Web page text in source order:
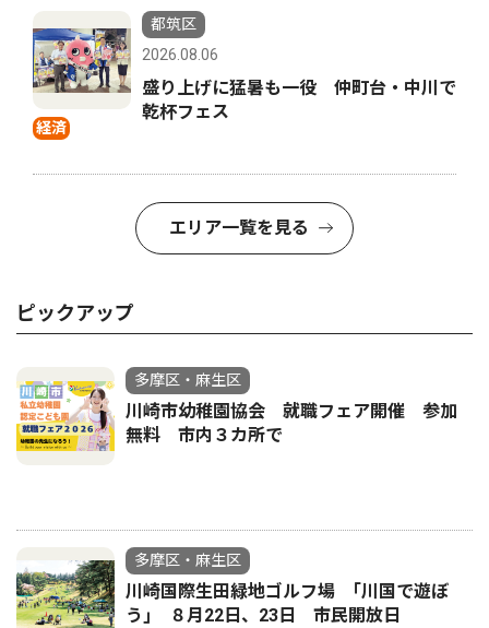
経済
都筑区
2026.08.06
盛り上げに猛暑も一役 仲町台・中川で
乾杯フェス
エリア一覧を見る
ピックアップ
多摩区・麻生区
川崎市幼稚園協会 就職フェア開催 参加
無料 市内３カ所で
多摩区・麻生区
川崎国際生田緑地ゴルフ場 ｢川国で遊ぼ
う｣ ８月22日、23日 市民開放日